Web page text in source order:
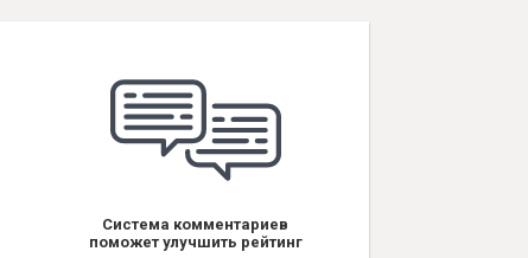
Система комментариев
поможет улучшить рейтинг